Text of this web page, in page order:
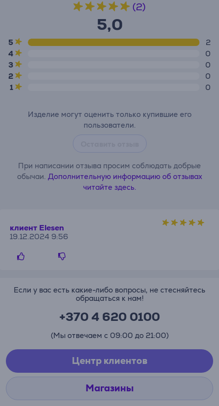
(2)
5,0
5
2
4
0
3
0
2
0
1
0
Изделие могут оценить только купившие его
пользователи.
При написании отзыва просим соблюдать добрые
обычаи. Дополнительную информацию об отзывах
читайте здесь.
клиент Elesen
19.12.2024 9:56
Если у вас есть какие-либо вопросы, не стесняйтесь
обращаться к нам!
+370 4 620 0100
(Мы отвечаем с 09:00 до 21:00)
Центр клиентов
Магазины